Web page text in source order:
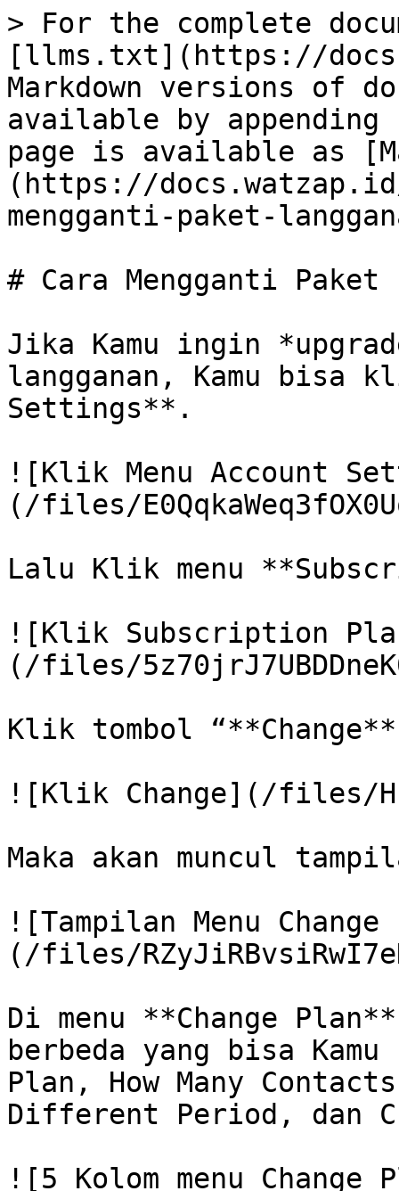
> For the complete
[llms.txt](https://
Markdown versions of
available by
page is available as
(https://
mengganti-paket-
# Cara Mengganti Paket
Jika Kamu ingin
langganan, Kamu bisa
Settings**.
![Klik Menu Account
(/files/
Lalu Klik menu
![Klik Subscription
(/files/
Klik tombol
![Klik Change](/files/
Maka akan muncul
![Tampilan Menu
(/files/
Di menu **Change
berbeda yang bisa Kamu
Plan, How Many
Different Period, dan
![5 Kolom menu Change